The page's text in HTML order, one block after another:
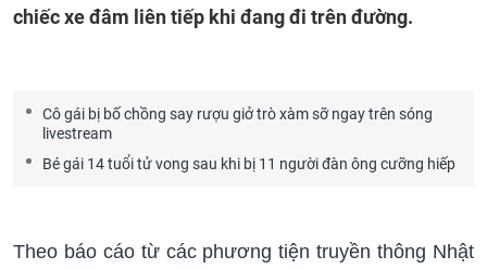
chiếc xe đâm liên tiếp khi đang đi trên đường.
Cô gái bị bố chồng say rượu giở trò xàm sỡ ngay trên sóng
livestream
Bé gái 14 tuổi tử vong sau khi bị 11 người đàn ông cưỡng hiếp
Theo báo cáo từ các phương tiện truyền thông Nhật